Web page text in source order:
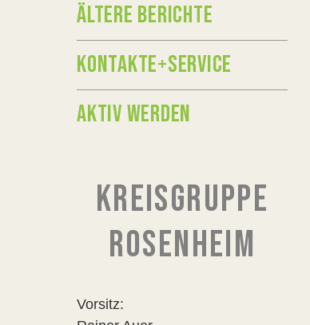
ÄLTERE BERICHTE
KONTAKTE+SERVICE
AKTIV WERDEN
KREISGRUPPE
ROSENHEIM
Vorsitz: